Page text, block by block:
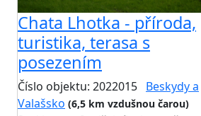
Chata Lhotka - příroda,
turistika, terasa s
posezením
Číslo objektu: 2022015 Beskydy a
Valašsko (6,5 km vzdušnou čarou)